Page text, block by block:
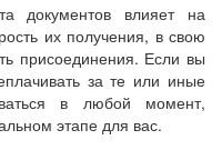
документов влияет на
их получения, в свою
присоединения. Если вы
за те или иные
в любой момент,
этапе для вас.